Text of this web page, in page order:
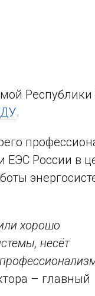
.
ЕЭС России в
хорошо
несёт
– главный